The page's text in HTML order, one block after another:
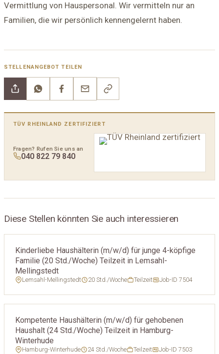
Vermittlung von Hauspersonal. Wir vermitteln nur an
Familien, die wir persönlich kennengelernt haben.
STELLENANGEBOT TEILEN
TÜV RHEINLAND ZERTIFIZIERT
Fragen? Rufen Sie uns an
040 822 79 840
Diese Stellen könnten Sie auch interessieren
Kinderliebe Haushälterin (m/w/d) für junge 4-köpfige
Familie (20 Std./Woche) Teilzeit in Lemsahl-
Mellingstedt
Lemsahl-Mellingstedt 20 Std./Woche Teilzeit Job-ID 7504
Kompetente Haushälterin (m/w/d) für gehobenen
Haushalt (24 Std./Woche) Teilzeit in Hamburg-
Winterhude
Hamburg-Winterhude 24 Std./Woche Teilzeit Job-ID 7503